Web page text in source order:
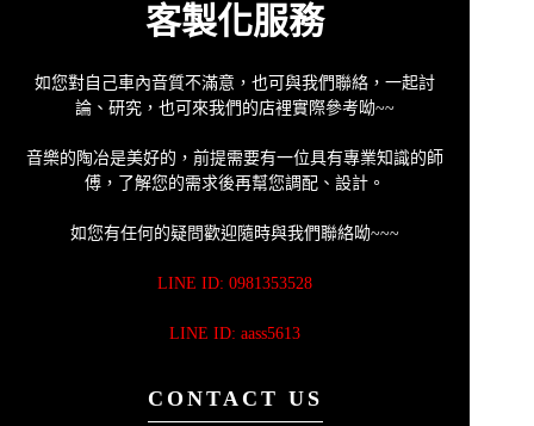
客製化服務
如您對自己車內音質不滿意，也可與我們聯絡，一起討
論、研究，也可來我們的店裡實際參考呦~~
音樂的陶冶是美好的，前提需要有一位具有專業知識的師
傅，了解您的需求後再幫您調配、設計。
如您有任何的疑問歡迎隨時與我們聯絡呦~~~
LINE ID: 0981353528
LINE ID: aass5613
CONTACT US